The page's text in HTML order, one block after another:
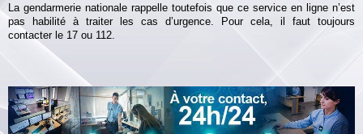
La gendarmerie nationale rappelle toutefois que ce service en ligne n’est
pas habilité à traiter les cas d’urgence. Pour cela, il faut toujours
contacter le 17 ou 112.